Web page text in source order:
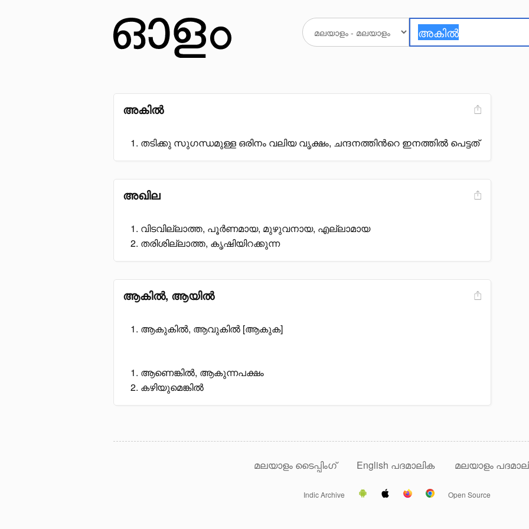
അകിൽ
തടിക്കു സുഗന്ധമുള്ള ഒരിനം വലിയ വൃക്ഷം, ചന്ദനത്തിൻറെ ഇനത്തിൽ പെട്ടത്
അഖില
വിടവില്ലാത്ത, പൂർണമായ, മുഴുവനായ, എല്ലാമായ
തരിശില്ലാത്ത, കൃഷിയിറക്കുന്ന
ആകിൽ, ആയിൽ
ആകുകിൽ, ആവുകിൽ [ആകുക]
ആണെങ്കിൽ, ആകുന്നപക്ഷം
കഴിയുമെങ്കിൽ
മലയാളം ടൈപ്പിംഗ് English പദമാലിക മലയാളം
Indic Archive Open Source